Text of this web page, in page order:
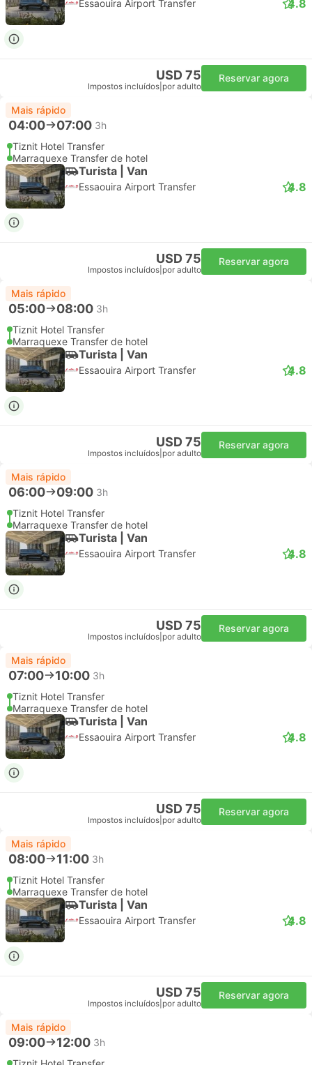
Essaouira Airport Transfer 4.8
USD 75
Impostos incluídos por adulto
Reservar agora
Mais rápido
04:00 07:00 3h
Tiznit Hotel Transfer
Marraquexe Transfer de hotel
Turista | Van
Essaouira Airport Transfer 4.8
USD 75
Impostos incluídos por adulto
Reservar agora
Mais rápido
05:00 08:00 3h
Tiznit Hotel Transfer
Marraquexe Transfer de hotel
Turista | Van
Essaouira Airport Transfer 4.8
USD 75
Impostos incluídos por adulto
Reservar agora
Mais rápido
06:00 09:00 3h
Tiznit Hotel Transfer
Marraquexe Transfer de hotel
Turista | Van
Essaouira Airport Transfer 4.8
USD 75
Impostos incluídos por adulto
Reservar agora
Mais rápido
07:00 10:00 3h
Tiznit Hotel Transfer
Marraquexe Transfer de hotel
Turista | Van
Essaouira Airport Transfer 4.8
USD 75
Impostos incluídos por adulto
Reservar agora
Mais rápido
08:00 11:00 3h
Tiznit Hotel Transfer
Marraquexe Transfer de hotel
Turista | Van
Essaouira Airport Transfer 4.8
USD 75
Impostos incluídos por adulto
Reservar agora
Mais rápido
09:00 12:00 3h